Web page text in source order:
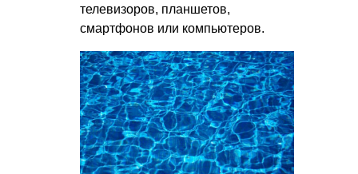
телевизоров, планшетов,
смартфонов или компьютеров.